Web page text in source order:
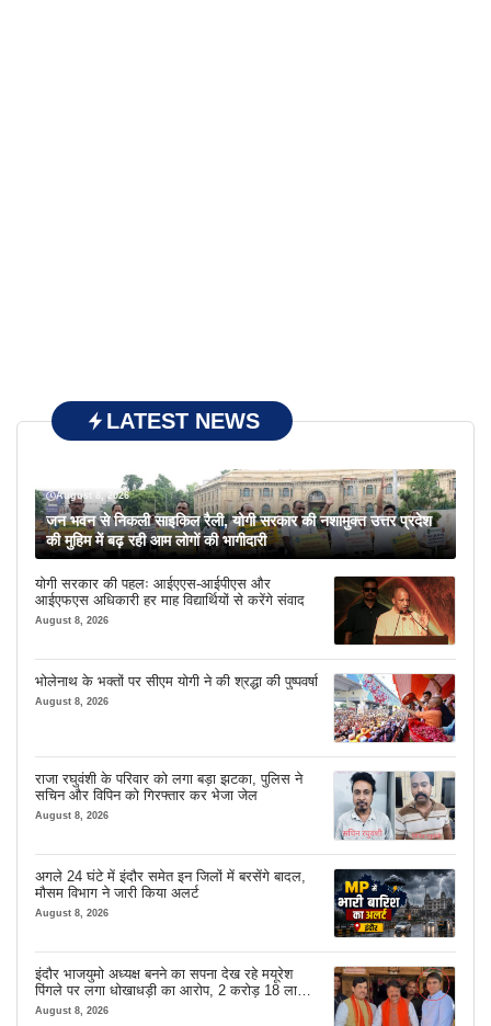
LATEST NEWS
August 8, 2026
जन भवन से निकली साइकिल रैली, योगी सरकार की नशामुक्त उत्तर प्रदेश
की मुहिम में बढ़ रही आम लोगों की भागीदारी
योगी सरकार की पहलः आईएएस-आईपीएस और
आईएफएस अधिकारी हर माह विद्यार्थियों से करेंगे संवाद
August 8, 2026
भोलेनाथ के भक्तों पर सीएम योगी ने की श्रद्धा की पुष्पवर्षा
August 8, 2026
राजा रघुवंशी के परिवार को लगा बड़ा झटका, पुलिस ने
सचिन और विपिन को गिरफ्तार कर भेजा जेल
August 8, 2026
अगले 24 घंटे में इंदौर समेत इन जिलों में बरसेंगे बादल,
मौसम विभाग ने जारी किया अलर्ट
August 8, 2026
इंदौर भाजयुमो अध्यक्ष बनने का सपना देख रहे मयूरेश
पिंगले पर लगा धोखाधड़ी का आरोप, 2 करोड़ 18 लाख
लेने के बाद भी नहीं दिया जमीन का कब्जा
August 8, 2026